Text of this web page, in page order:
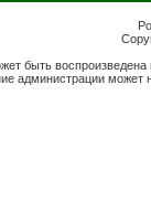
быть
администрации может